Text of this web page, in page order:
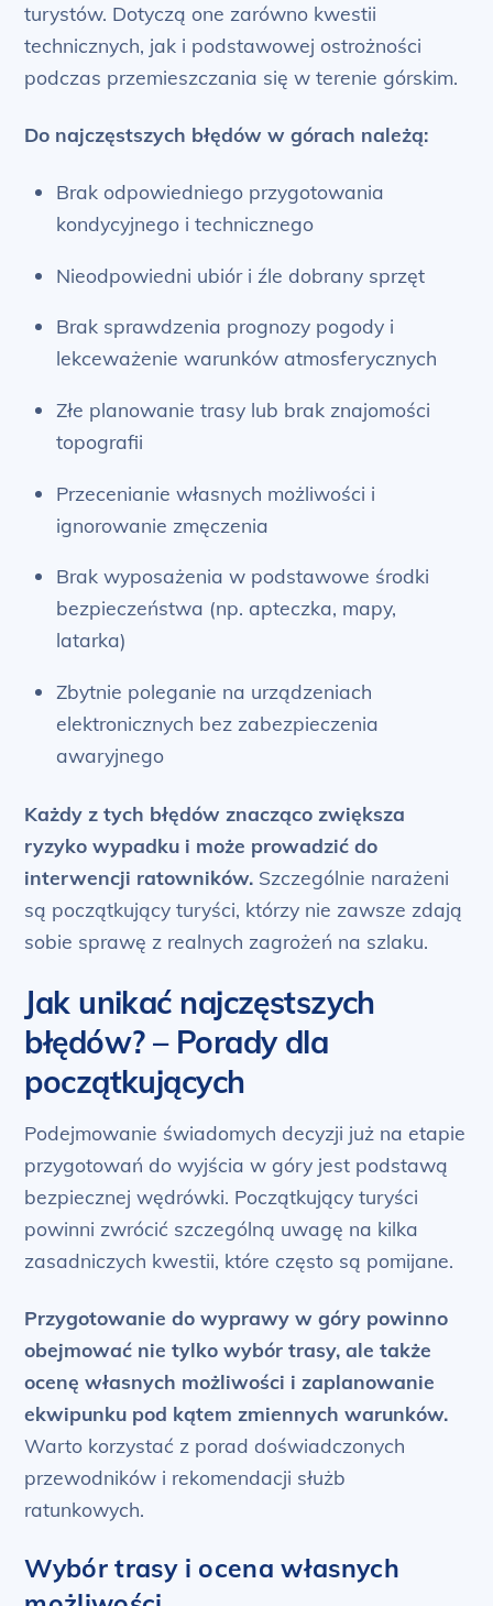
turystów. Dotyczą one zarówno kwestii
technicznych, jak i podstawowej ostrożności
podczas przemieszczania się w terenie górskim.
Do najczęstszych błędów w górach należą:
Brak odpowiedniego przygotowania
kondycyjnego i technicznego
Nieodpowiedni ubiór i źle dobrany sprzęt
Brak sprawdzenia prognozy pogody i
lekceważenie warunków atmosferycznych
Złe planowanie trasy lub brak znajomości
topografii
Przecenianie własnych możliwości i
ignorowanie zmęczenia
Brak wyposażenia w podstawowe środki
bezpieczeństwa (np. apteczka, mapy,
latarka)
Zbytnie poleganie na urządzeniach
elektronicznych bez zabezpieczenia
awaryjnego
Każdy z tych błędów znacząco zwiększa
ryzyko wypadku i może prowadzić do
interwencji ratowników. Szczególnie narażeni
są początkujący turyści, którzy nie zawsze zdają
sobie sprawę z realnych zagrożeń na szlaku.
Jak unikać najczęstszych
błędów? – Porady dla
początkujących
Podejmowanie świadomych decyzji już na etapie
przygotowań do wyjścia w góry jest podstawą
bezpiecznej wędrówki. Początkujący turyści
powinni zwrócić szczególną uwagę na kilka
zasadniczych kwestii, które często są pomijane.
Przygotowanie do wyprawy w góry powinno
obejmować nie tylko wybór trasy, ale także
ocenę własnych możliwości i zaplanowanie
ekwipunku pod kątem zmiennych warunków.
Warto korzystać z porad doświadczonych
przewodników i rekomendacji służb
ratunkowych.
Wybór trasy i ocena własnych